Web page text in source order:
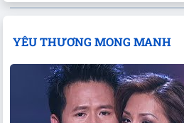
YÊU THƯƠNG MONG MANH